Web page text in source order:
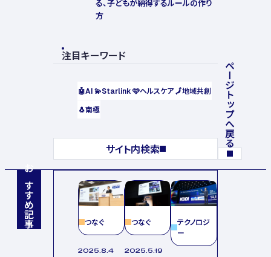
る、子どもが納得するルールの作り
方
注目キーワード
🤖AI💫Starlink🩷ヘルスケア🗾地域共創
🐧南極
サイト内検索
ページトップへ戻る
おすすめ記事 つなぐ
2025.8.4
つなぐ
2025.5.19
テクノロジ
ー